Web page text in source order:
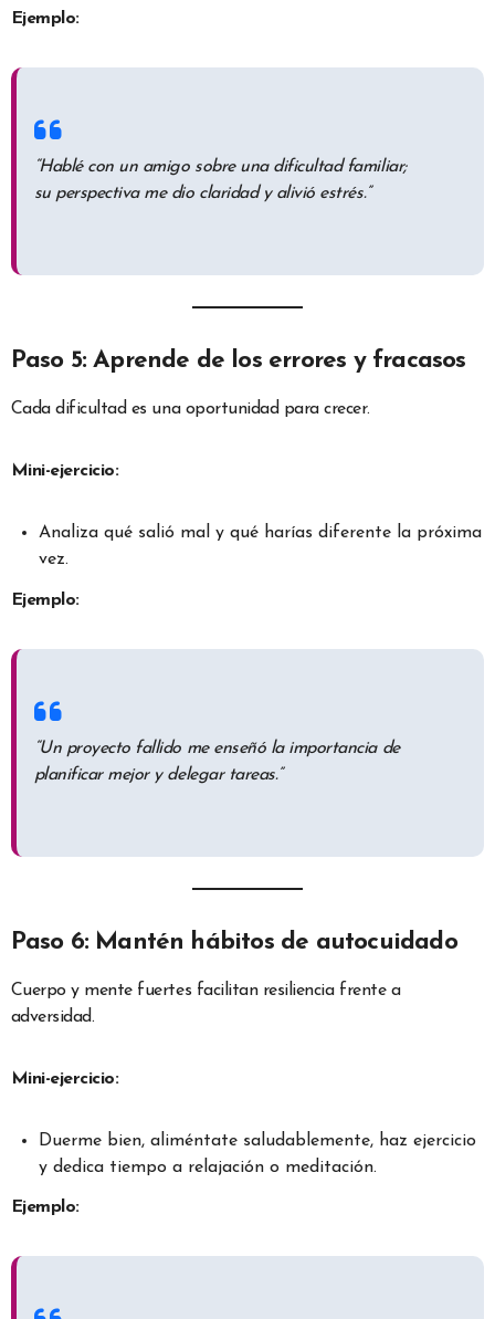
Ejemplo:
“Hablé con un amigo sobre una dificultad familiar;
su perspectiva me dio claridad y alivió estrés.”
Paso 5: Aprende de los errores y fracasos
Cada dificultad es una oportunidad para crecer.
Mini-ejercicio:
Analiza qué salió mal y qué harías diferente la próxima
vez.
Ejemplo:
“Un proyecto fallido me enseñó la importancia de
planificar mejor y delegar tareas.”
Paso 6: Mantén hábitos de autocuidado
Cuerpo y mente fuertes facilitan resiliencia frente a
adversidad.
Mini-ejercicio:
Duerme bien, aliméntate saludablemente, haz ejercicio
y dedica tiempo a relajación o meditación.
Ejemplo: